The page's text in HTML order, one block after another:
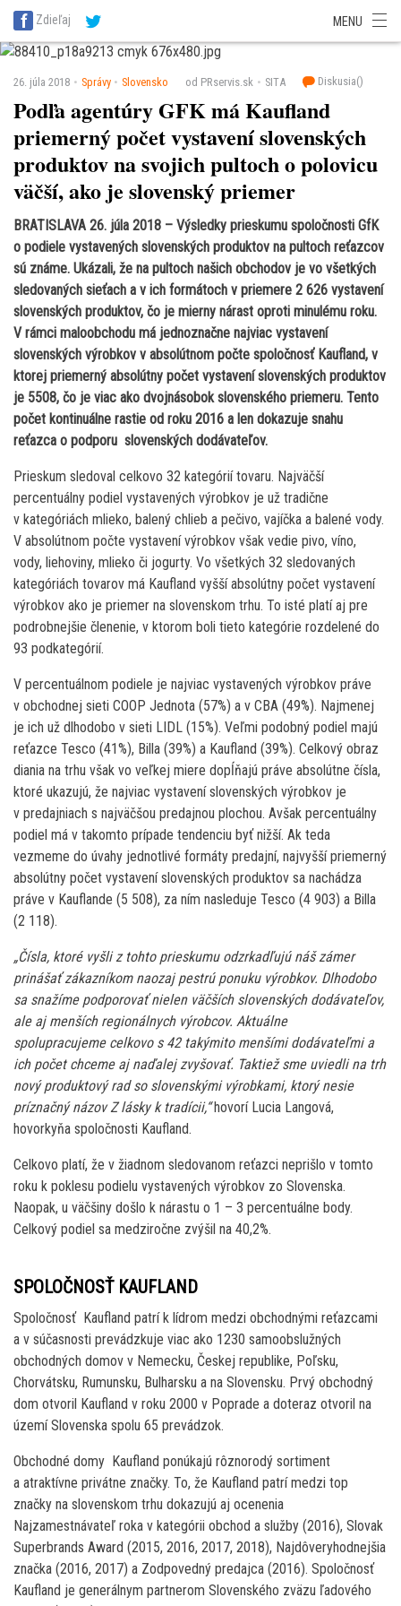
SITA Energetika
SITA Potravinárstvo
Zdieľaj MENU
26. júla 2018 Správy Slovensko od PRservis.sk SITA Diskusia()
Podľa agentúry GFK má Kaufland
priemerný počet vystavení slovenských
produktov na svojich pultoch o polovicu
väčší, ako je slovenský priemer
BRATISLAVA 26. júla 2018 – Výsledky prieskumu spoločnosti GfK
o podiele vystavených slovenských produktov na pultoch reťazcov
sú známe. Ukázali, že na pultoch našich obchodov je vo všetkých
sledovaných sieťach a v ich formátoch v priemere 2 626 vystavení
slovenských produktov, čo je mierny nárast oproti minulému roku.
V rámci maloobchodu má jednoznačne najviac vystavení
slovenských výrobkov v absolútnom počte spoločnosť Kaufland, v
ktorej priemerný absolútny počet vystavení slovenských produktov
je 5508, čo je viac ako dvojnásobok slovenského priemeru. Tento
počet kontinuálne rastie od roku 2016 a len dokazuje snahu
reťazca o podporu slovenských dodávateľov.
Prieskum sledoval celkovo 32 kategórií tovaru. Najväčší
percentuálny podiel vystavených výrobkov je už tradične
v kategóriách mlieko, balený chlieb a pečivo, vajíčka a balené vody.
V absolútnom počte vystavení výrobkov však vedie pivo, víno,
vody, liehoviny, mlieko či jogurty. Vo všetkých 32 sledovaných
kategóriách tovarov má Kaufland vyšší absolútny počet vystavení
výrobkov ako je priemer na slovenskom trhu. To isté platí aj pre
podrobnejšie členenie, v ktorom boli tieto kategórie rozdelené do
93 podkategórií.
V percentuálnom podiele je najviac vystavených výrobkov práve
v obchodnej sieti COOP Jednota (57%) a v CBA (49%). Najmenej
je ich už dlhodobo v sieti LIDL (15%). Veľmi podobný podiel majú
reťazce Tesco (41%), Billa (39%) a Kaufland (39%). Celkový obraz
diania na trhu však vo veľkej miere dopĺňajú práve absolútne čísla,
ktoré ukazujú, že najviac vystavení slovenských výrobkov je
v predajniach s najväčšou predajnou plochou. Avšak percentuálny
podiel má v takomto prípade tendenciu byť nižší. Ak teda
vezmeme do úvahy jednotlivé formáty predajní, najvyšší priemerný
absolútny počet vystavení slovenských produktov sa nachádza
práve v Kauflande (5 508), za ním nasleduje Tesco (4 903) a Billa
(2 118).
„Čísla, ktoré vyšli z tohto prieskumu odzrkadľujú náš zámer
prinášať zákazníkom naozaj pestrú ponuku výrobkov. Dlhodobo
sa snažíme podporovať nielen väčších slovenských dodávateľov,
ale aj menších regionálnych výrobcov. Aktuálne
spolupracujeme celkovo s 42 takýmito menšími dodávateľmi a
ich počet chceme aj naďalej zvyšovať. Taktiež sme uviedli na trh
nový produktový rad so slovenskými výrobkami, ktorý nesie
príznačný názov Z lásky k tradícii,“hovorí Lucia Langová,
hovorkyňa spoločnosti Kaufland.
Celkovo platí, že v žiadnom sledovanom reťazci neprišlo v tomto
roku k poklesu podielu vystavených výrobkov zo Slovenska.
Naopak, u väčšiny došlo k nárastu o 1 – 3 percentuálne body.
Celkový podiel sa medziročne zvýšil na 40,2%.
SPOLOČNOSŤ KAUFLAND
Spoločnosť Kaufland patrí k lídrom medzi obchodnými reťazcami
a v súčasnosti prevádzkuje viac ako 1230 samoobslužných
obchodných domov v Nemecku, Českej republike, Poľsku,
Chorvátsku, Rumunsku, Bulharsku a na Slovensku. Prvý obchodný
dom otvoril Kaufland v roku 2000 v Poprade a doteraz otvoril na
území Slovenska spolu 65 prevádzok.
Obchodné domy Kaufland ponúkajú rôznorodý sortiment
a atraktívne privátne značky. To, že Kaufland patrí medzi top
značky na slovenskom trhu dokazujú aj ocenenia
Najzamestnávateľ roka v kategórii obchod a služby (2016), Slovak
Superbrands Award (2015, 2016, 2017, 2018), Najdôveryhodnejšia
značka (2016, 2017) a Zodpovedný predajca (2016). Spoločnosť
Kaufland je generálnym partnerom Slovenského zväzu ľadového